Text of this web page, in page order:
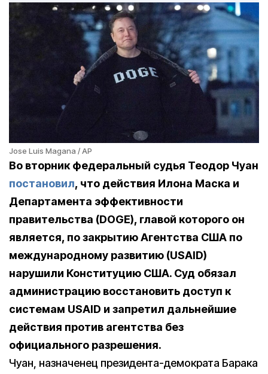
Jose Luis Magana / AP
Во вторник федеральный судья Теодор Чуан
постановил, что действия Илона Маска и
Департамента эффективности
правительства (DOGE), главой которого он
является, по закрытию Агентства США по
международному развитию (USAID)
нарушили Конституцию США. Суд обязал
администрацию восстановить доступ к
системам USAID и запретил дальнейшие
действия против агентства без
официального разрешения.
Чуан, назначенец президента-демократа Барака